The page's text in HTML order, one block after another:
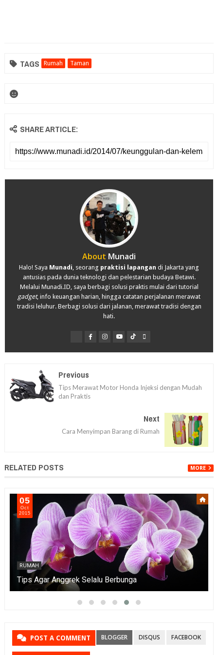
TAGS Rumah Taman
SHARE ARTICLE:
About Munadi
Halo! Saya Munadi , seorang praktisi lapangan di Jakarta yang
antusias pada dunia teknologi dan pelestarian budaya Betawi.
Melalui Munadi.ID, saya berbagi solusi praktis mulai dari tutorial
gadget, info keuangan harian, hingga catatan perjalanan merawat
tradisi leluhur. Berbagi solusi dari jalanan, merawat tradisi dengan
hati.
Previous
Tips Merawat Motor Honda Injeksi dengan Mudah
dan Praktis
Next
Cara Menyimpan Barang di Rumah
RELATED POSTS MORE
05
Oct
2015
RUMAH
Tips Agar Anggrek Selalu Berbunga
POST A COMMENT BLOGGER DISQUS FACEBOOK